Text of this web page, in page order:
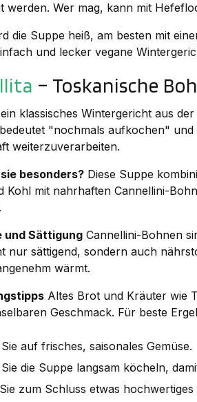
werden. Wer mag, kann mit
die Suppe heiß, am besten mit
und lecker vegane
– Toskanische
klassisches Wintergericht aus
"nochmals aufkochen"
weiterzuverarbeiten.
besonders? Diese Suppe
Kohl mit nahrhaften Cannellini-
und Sättigung Cannellini-Bohnen
nur sättigend, sondern auch
wärmt.
Altes Brot und Kräuter wie
Geschmack. Für beste
auf frisches, saisonales Gemüse.
die Suppe langsam köcheln,
zum Schluss etwas